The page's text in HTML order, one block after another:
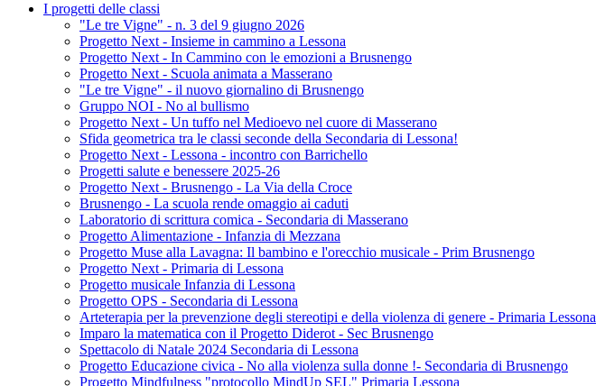
I progetti delle classi
"Le tre Vigne" - n. 3 del 9 giugno 2026
Progetto Next - Insieme in cammino a Lessona
Progetto Next - In Cammino con le emozioni a Brusnengo
Progetto Next - Scuola animata a Masserano
"Le tre Vigne" - il nuovo giornalino di Brusnengo
Gruppo NOI - No al bullismo
Progetto Next - Un tuffo nel Medioevo nel cuore di Masserano
Sfida geometrica tra le classi seconde della Secondaria di Lessona!
Progetto Next - Lessona - incontro con Barrichello
Progetti salute e benessere 2025-26
Progetto Next - Brusnengo - La Via della Croce
Brusnengo - La scuola rende omaggio ai caduti
Laboratorio di scrittura comica - Secondaria di Masserano
Progetto Alimentazione - Infanzia di Mezzana
Progetto Muse alla Lavagna: Il bambino e l'orecchio musicale - Prim Brusnengo
Progetto Next - Primaria di Lessona
Progetto musicale Infanzia di Lessona
Progetto OPS - Secondaria di Lessona
Arteterapia per la prevenzione degli stereotipi e della violenza di genere - Primaria Lessona
Imparo la matematica con il Progetto Diderot - Sec Brusnengo
Spettacolo di Natale 2024 Secondaria di Lessona
Progetto Educazione civica - No alla violenza sulla donne !- Secondaria di Brusnengo
Progetto Mindfulness "protocollo MindUp SEL" Primaria Lessona